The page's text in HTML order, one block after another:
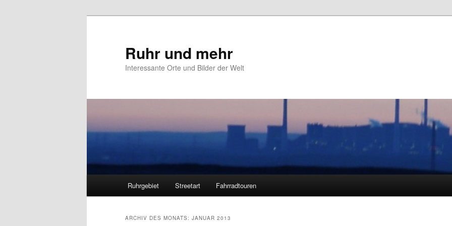
Ruhr und mehr
Interessante Orte und Bilder der Welt
Ruhrgebiet Streetart Fahrradtouren
ARCHIV DES MONATS: JANUAR 2013